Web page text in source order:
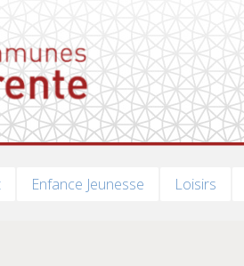
Enfance Jeunesse Loisirs